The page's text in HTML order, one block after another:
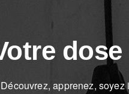
Découvrez, apprenez,